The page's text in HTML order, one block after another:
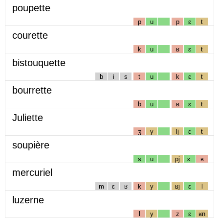
poupette
p u p ɛ t
courette
k u ʁ ɛ t
bistouquette
b i s t u k ɛ t
bourrette
b u ʁ ɛ t
Juliette
ʒ y lj ɛ t
soupière
s u pj ɛː ʁ
mercuriel
m ɛ ʁ k y ʁj ɛ l
luzerne
l y z ɛ ʁn